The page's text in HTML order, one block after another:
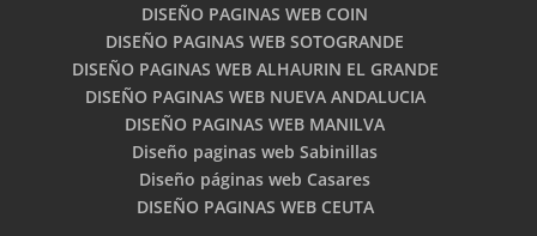
DISEÑO PAGINAS WEB COIN
DISEÑO PAGINAS WEB SOTOGRANDE
DISEÑO PAGINAS WEB ALHAURIN EL GRANDE
DISEÑO PAGINAS WEB NUEVA ANDALUCIA
DISEÑO PAGINAS WEB MANILVA
Diseño paginas web Sabinillas
Diseño páginas web Casares
DISEÑO PAGINAS WEB CEUTA